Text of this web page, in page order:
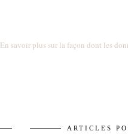
En savoir plus sur la façon dont les
ARTICLES